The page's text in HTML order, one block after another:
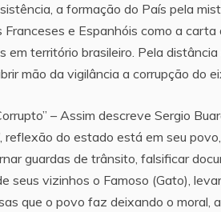
a formação do País pela
e Espanhóis como a
em território brasileiro. Pela
mão da vigilância a corrupção do
– Assim descreve Sergio
reflexão do estado está em seu
guardas de trânsito, falsificar
seus vizinhos o Famoso (Gato),
que o povo faz deixando o moral,